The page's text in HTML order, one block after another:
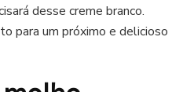
desse creme branco.
para um próximo e delicioso